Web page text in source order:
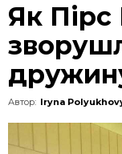
Як
Автор: Iryna